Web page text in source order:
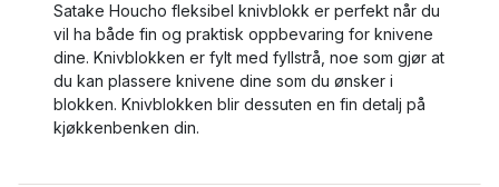
Satake Houcho fleksibel knivblokk er perfekt når du
vil ha både fin og praktisk oppbevaring for knivene
dine. Knivblokken er fylt med fyllstrå, noe som gjør at
du kan plassere knivene dine som du ønsker i
blokken. Knivblokken blir dessuten en fin detalj på
kjøkkenbenken din.